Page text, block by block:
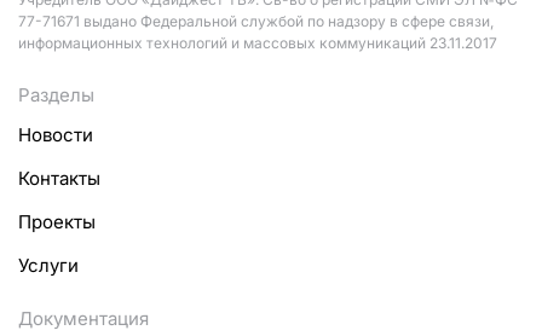
77-71671 выдано Федеральной службой по надзору в сфере связи,
информационных технологий и массовых коммуникаций 23.11.2017
Разделы
Новости
Контакты
Проекты
Услуги
Документация